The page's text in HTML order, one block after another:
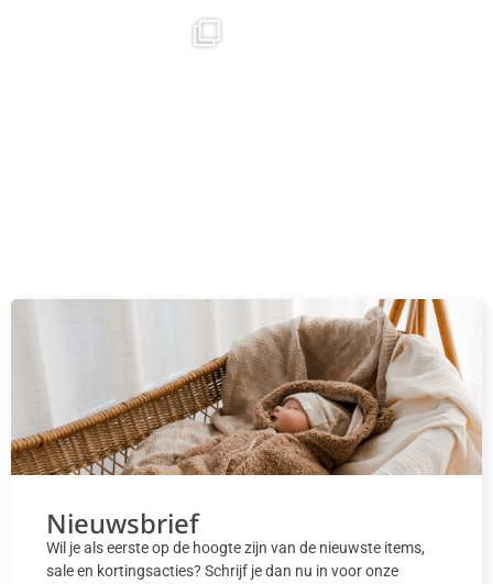
Nieuwsbrief
Wil je als eerste op de hoogte zijn van de nieuwste items,
sale en kortingsacties? Schrijf je dan nu in voor onze